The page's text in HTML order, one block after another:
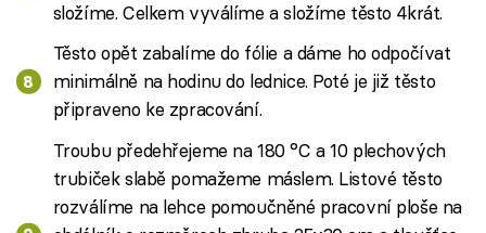
složíme. Celkem vyválíme a složíme těsto 4krát.
Těsto opět zabalíme do fólie a dáme ho odpočívat
minimálně na hodinu do lednice. Poté je již těsto
připraveno ke zpracování.
Troubu předehřejeme na 180 °C a 10 plechových
trubiček slabě pomažeme máslem. Listové těsto
rozválíme na lehce pomoučněné pracovní ploše na